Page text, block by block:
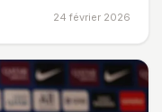
24 février 2026